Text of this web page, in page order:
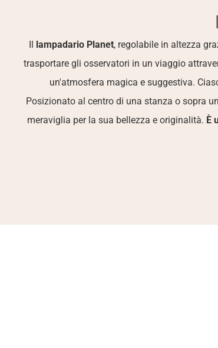
Il lampadario Planet, regolabile in altezza
trasportare gli osservatori in un viaggio
un'atmosfera magica e suggestiva.
Posizionato al centro di una stanza o sopra
meraviglia per la sua bellezza e originalità. È